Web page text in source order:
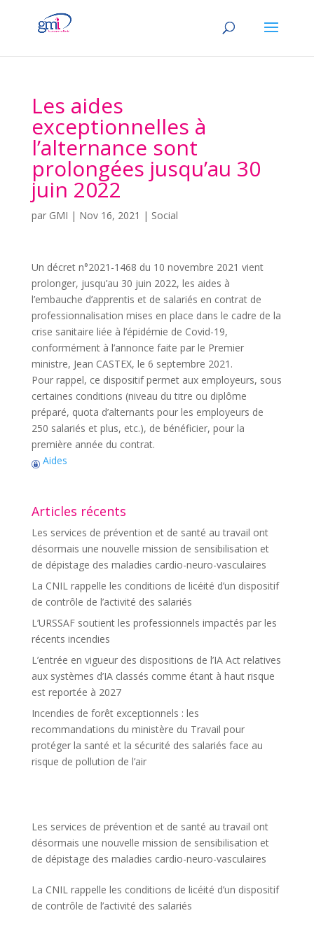
Les aides
exceptionnelles à
l’alternance sont
prolongées jusqu’au 30
juin 2022
par GMI | Nov 16, 2021 | Social
Un décret n°2021-1468 du 10 novembre 2021 vient
prolonger, jusqu’au 30 juin 2022, les aides à
l’embauche d’apprentis et de salariés en contrat de
professionnalisation mises en place dans le cadre de la
crise sanitaire liée à l’épidémie de Covid-19,
conformément à l’annonce faite par le Premier
ministre, Jean CASTEX, le 6 septembre 2021.
Pour rappel, ce dispositif permet aux employeurs, sous
certaines conditions (niveau du titre ou diplôme
préparé, quota d’alternants pour les employeurs de
250 salariés et plus, etc.), de bénéficier, pour la
première année du contrat.
Aides
Articles récents
Les services de prévention et de santé au travail ont
désormais une nouvelle mission de sensibilisation et
de dépistage des maladies cardio-neuro-vasculaires
La CNIL rappelle les conditions de licéité d’un dispositif
de contrôle de l’activité des salariés
L’URSSAF soutient les professionnels impactés par les
récents incendies
L’entrée en vigueur des dispositions de l’IA Act relatives
aux systèmes d’IA classés comme étant à haut risque
est reportée à 2027
Incendies de forêt exceptionnels : les
recommandations du ministère du Travail pour
protéger la santé et la sécurité des salariés face au
risque de pollution de l’air
Les services de prévention et de santé au travail ont
désormais une nouvelle mission de sensibilisation et
de dépistage des maladies cardio-neuro-vasculaires
La CNIL rappelle les conditions de licéité d’un dispositif
de contrôle de l’activité des salariés